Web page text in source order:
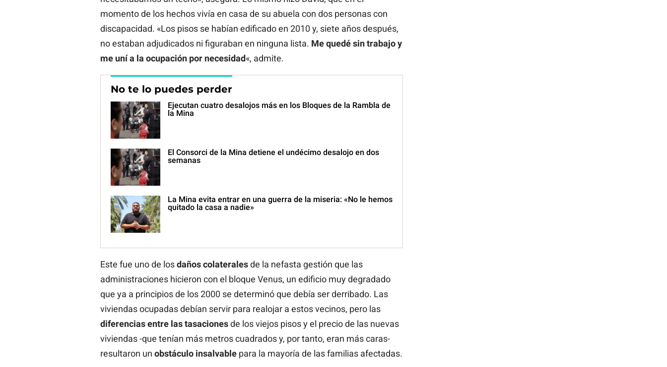
momento de los hechos vivía en casa de su abuela con dos personas con
discapacidad. «Los pisos se habían edificado en 2010 y, siete años después,
no estaban adjudicados ni figuraban en ninguna lista. Me quedé sin trabajo y
me uní a la ocupación por necesidad«, admite.
No te lo puedes perder
Ejecutan cuatro desalojos más en los Bloques de la Rambla de
la Mina
El Consorci de la Mina detiene el undécimo desalojo en dos
semanas
La Mina evita entrar en una guerra de la miseria: «No le hemos
quitado la casa a nadie»
Este fue uno de losdaños colateralesde la nefasta gestión que las
administraciones hicieron con el bloque Venus, un edificio muy degradado
que ya a principios de los 2000 se determinó que debía ser derribado. Las
viviendas ocupadas debían servir para realojar a estos vecinos, pero las
diferencias entre las tasacionesde los viejos pisos y el precio de las nuevas
viviendas -que tenían más metros cuadrados y, por tanto, eran más caras-
resultaron un obstáculo insalvablepara la mayoría de las familias afectadas.